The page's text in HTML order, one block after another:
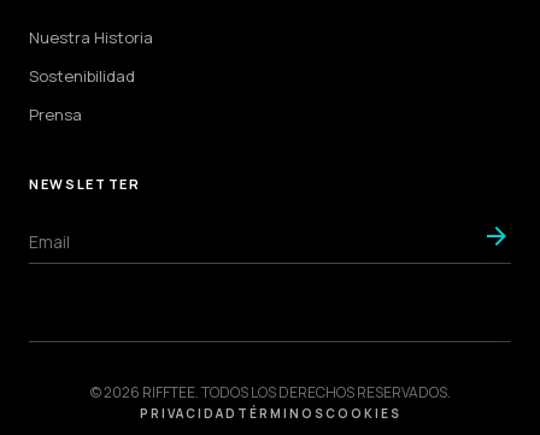
Nuestra Historia
Sostenibilidad
Prensa
NEWSLETTER
arrow_forward
© 2026 RIFFTEE. TODOS LOS DERECHOS RESERVADOS.
PRIVACIDAD TÉRMINOSCOOKIES